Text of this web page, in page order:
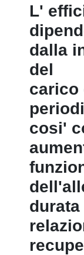
L'
dalla
del
carico
cosi'